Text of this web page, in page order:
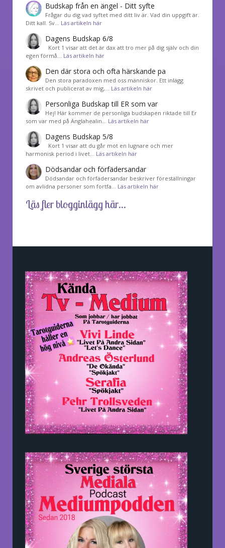
Budskap från en ängel - Ditt syfte
Frågar du dig vad syftet med ditt liv är. Vad din uppgift är.
Ditt kall. Sv… Läs artikeln här
Dagens Budskap 6/8
Kort 1 visar att det är dax att tro mer på dig själv och din
egen förmå… Läs artikeln här
Den där stora och ofta härskande pa
Den stora paradoxen med oss människor. Ett inlägg
skrivet och publicerat av mig,… Läs artikeln här
Personliga Budskap till ER som var
Hej! Här kommer de personliga budskapen riktade till Er
som var med på Änglahealin… Läs artikeln här
Dagens Budskap 5/8
Kort 1 visar att du går mot en lugnare och mer
harmonisk period i livet… Läs artikeln här
Dödsandar och förfädersandar
Dödsandar och förfädersandar beskriver föreställningar
om avlidna personer som fortfa… Läs artikeln här
Läs fler blogginlägg här...